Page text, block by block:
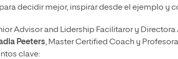
decidir mejor, inspirar desde el ejemplo y
Advisor and Lidership Facilitaror y Directora
Peeters, Master Certified Coach y
clave: